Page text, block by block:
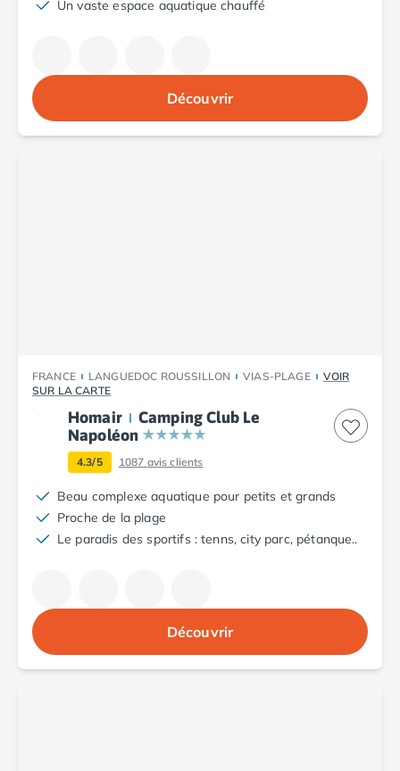
Camping Aigues-Mortes
Camping Grau-du-Roi
Camping Nîmes
Camping Argelès-sur-Mer
Camping Canet-en-Roussillon
Camping Collioure
Camping Le Barcarès
Camping Perpignan
Camping Saint-Cyprien
Camping Limousin
Camping Corrèze
Camping Aveyron
Camping Millau
Camping Nant
Un vaste espace aquatique chauffé
Découvrir
FRANCE LANGUEDOC ROUSSILLON VIAS-PLAGE
VOIR
SUR LA CARTE
Homair
Camping Club Le
Napoléon
4.3/5 1087 avis clients
Beau complexe aquatique pour petits et grands
Proche de la plage
Le paradis des sportifs : tenns, city parc, pétanque..
Découvrir